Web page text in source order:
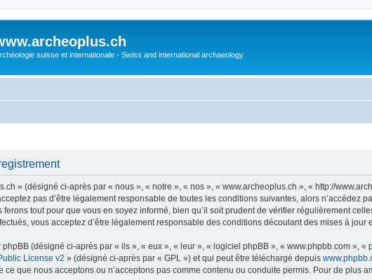
suisse et internationale - Swiss and international archaeology
» (désigné ci-après par « nous », « notre », « nos », « www.archeoplus.ch », « http://
pas d’être légalement responsable de toutes les conditions suivantes, alors n’accédez
ferons tout pour que vous en soyez informé, bien qu’il soit prudent de vérifier régulièrement
vous acceptez d’être légalement responsable des conditions découlant des mises à jour
(désigné ci-après par « ils », « eux », « leur », « logiciel phpBB », « www.phpbb.com »,
License v2 » (désigné ci-après par « GPL ») et qui peut être téléchargé depuis
ce que nous acceptons ou n’acceptons pas comme contenu ou conduite permis. Pour de plus